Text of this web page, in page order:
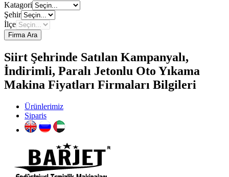
Katagori
Şehir
İlçe
Firma Ara
Siirt Şehrinde Satılan Kampanyalı,
İndirimli, Paralı Jetonlu Oto Yıkama
Makina Fiyatları Firmaları Bilgileri
Ürünlerimiz
Siparis